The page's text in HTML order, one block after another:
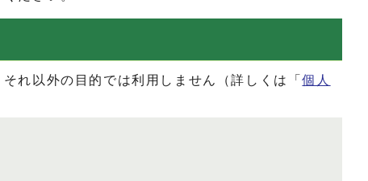
れ以外の目的では利用しません（詳しくは「個人